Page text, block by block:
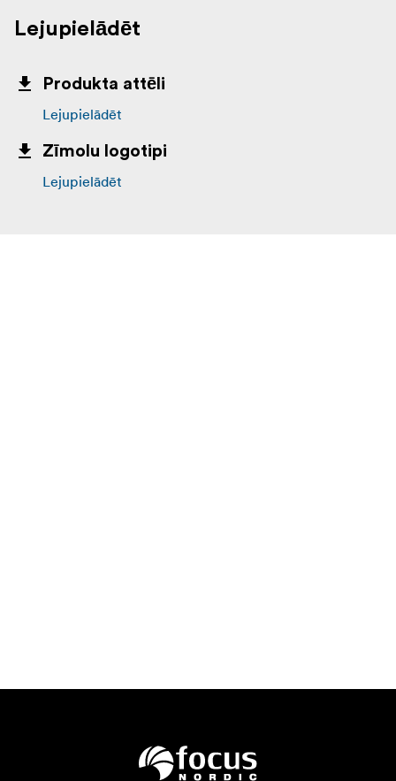
Lejupielādēt
Produkta attēli
Lejupielādēt
Zīmolu logotipi
Lejupielādēt